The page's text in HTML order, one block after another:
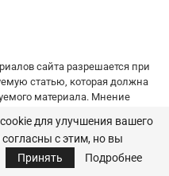
сайта разрешается при
статью, которая должна
материала. Мнение
Traditia.md
для улучшения вашего
с этим, но вы
Принять Подробнее